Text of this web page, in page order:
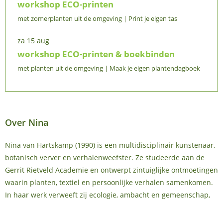
workshop ECO-printen
met zomerplanten uit de omgeving Print je eigen tas
za 15 aug
workshop ECO-printen & boekbinden
met planten uit de omgeving Maak je eigen plantendagboek
Over Nina
Nina van Hartskamp (1990) is een multidisciplinair kunstenaar,
botanisch verver en verhalenweefster. Ze studeerde aan de
Gerrit Rietveld Academie en ontwerpt zintuiglijke ontmoetingen
waarin planten, textiel en persoonlijke verhalen samenkomen.
In haar werk verweeft zij ecologie, ambacht en gemeenschap,